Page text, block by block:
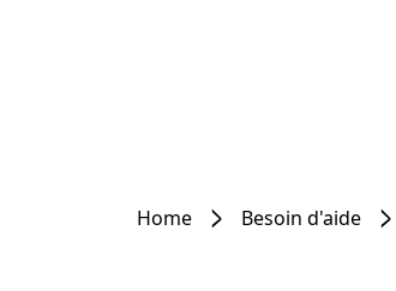
Home Besoin d'aide